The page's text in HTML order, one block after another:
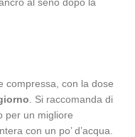
compressa, con la dose
. Si raccomanda di
per un migliore
con un po’ d’acqua.